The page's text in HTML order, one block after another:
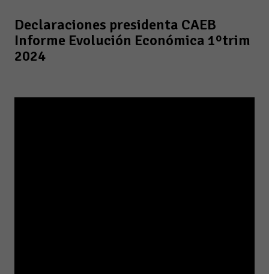
Declaraciones presidenta CAEB
Informe Evolución Económica 1ºtrim
2024